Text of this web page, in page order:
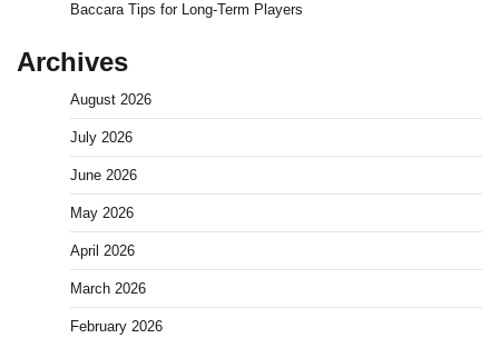
Baccara Tips for Long-Term Players
Archives
August 2026
July 2026
June 2026
May 2026
April 2026
March 2026
February 2026